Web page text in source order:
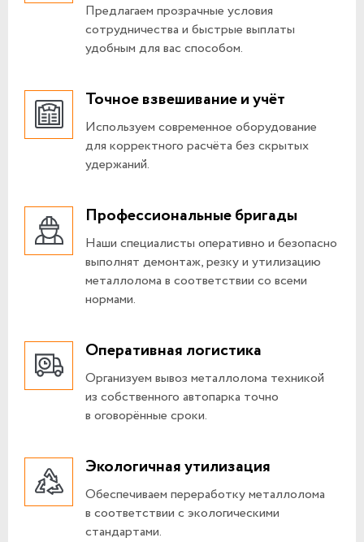
Предлагаем прозрачные условия
сотрудничества и быстрые выплаты
удобным для вас способом.
Точное взвешивание и учёт
Используем современное оборудование
для корректного расчёта без скрытых
удержаний.
Профессиональные бригады
Наши специалисты оперативно и безопасно
выполнят демонтаж, резку и утилизацию
металлолома в соответствии со всеми
нормами.
Оперативная логистика
Организуем вывоз металлолома техникой
из собственного автопарка точно
в оговорённые сроки.
Экологичная утилизация
Обеспечиваем переработку металлолома
в соответствии с экологическими
стандартами.